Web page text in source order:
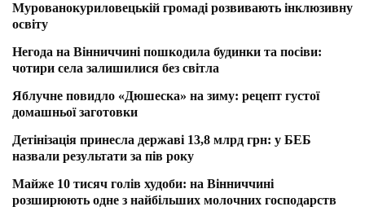
Мурованокуриловецькій громаді розвивають інклюзивну
освіту
Негода на Вінниччині пошкодила будинки та посіви:
чотири села залишилися без світла
Яблучне повидло «Дюшеска» на зиму: рецепт густої
домашньої заготовки
Детінізація принесла державі 13,8 млрд грн: у БЕБ
назвали результати за пів року
Майже 10 тисяч голів худоби: на Вінниччині
розширюють одне з найбільших молочних господарств